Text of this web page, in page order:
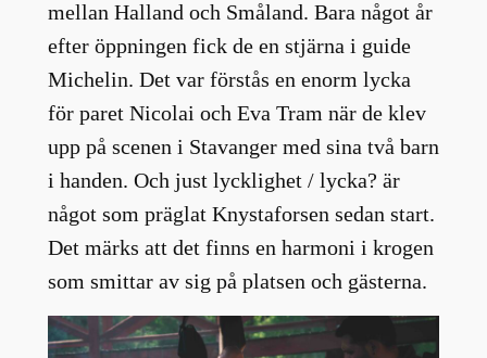
mellan Halland och Småland. Bara något år
efter öppningen fick de en stjärna i guide
Michelin. Det var förstås en enorm lycka
för paret Nicolai och Eva Tram när de klev
upp på scenen i Stavanger med sina två barn
i handen. Och just lycklighet / lycka? är
något som präglat Knystaforsen sedan start.
Det märks att det finns en harmoni i krogen
som smittar av sig på platsen och gästerna.